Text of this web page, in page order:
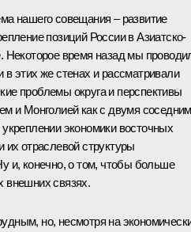
нашего совещания – развитие
позиций России в Азиатско-
Некоторое время назад мы
в этих же стенах и рассматривали
проблемы округа и перспективы
и Монголией как с двумя
экономики восточных
их отраслевой структуры
и, конечно, о том, чтобы больше
внешних связях.
но, несмотря на